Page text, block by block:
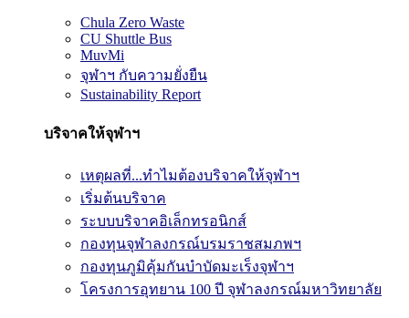
Chula Zero Waste
CU Shuttle Bus
MuvMi
จุฬาฯ กับความยั่งยืน
Sustainability Report
บริจาคให้จุฬาฯ
เหตุผลที่...ทำไมต้องบริจาคให้จุฬาฯ
เริ่มต้นบริจาค
ระบบบริจาคอิเล็กทรอนิกส์
กองทุนจุฬาลงกรณ์บรมราชสมภพฯ
กองทุนภูมิคุ้มกันบำบัดมะเร็งจุฬาฯ
โครงการอุทยาน 100 ปี จุฬาลงกรณ์มหาวิทยาลัย